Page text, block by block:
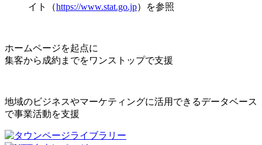
イト（https://www.stat.go.jp）を参照
ホームページを起点に
集客から成約までをワンストップで支援
地域のビジネスやマーケティングに活用できるデータベース
で事業活動を支援